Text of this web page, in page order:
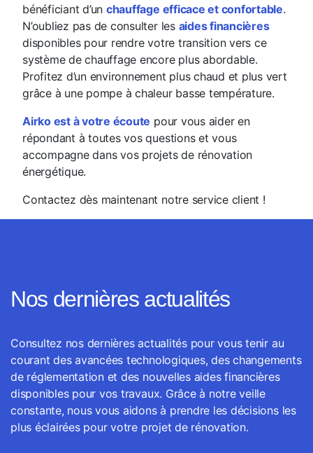
bénéficiant d’un chauffage efficace et confortable.
N’oubliez pas de consulter les aides financières
disponibles pour rendre votre transition vers ce
système de chauffage encore plus abordable.
Profitez d’un environnement plus chaud et plus vert
grâce à une pompe à chaleur basse température.
Airko est à votre écoute pour vous aider en
répondant à toutes vos questions et vous
accompagne dans vos projets de rénovation
énergétique.
Contactez dès maintenant notre service client !
Nos dernières actualités
Consultez nos dernières actualités pour vous tenir au
courant des avancées technologiques, des changements
de réglementation et des nouvelles aides financières
disponibles pour vos travaux. Grâce à notre veille
constante, nous vous aidons à prendre les décisions les
plus éclairées pour votre projet de rénovation.